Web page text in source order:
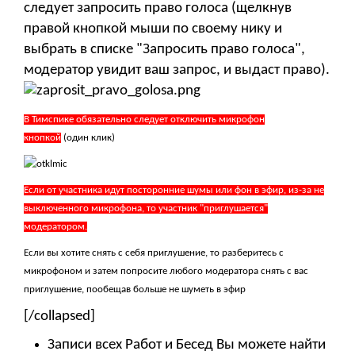
следует запросить право голоса (щелкнув
правой кнопкой мыши по своему нику и
выбрать в списке "Запросить право голоса",
модератор увидит ваш запрос, и выдаст право).
В Тимспике обязательно следует отключить микрофон
кнопкой (один клик)
Если от участника идут посторонние шумы или фон в эфир, из-за не
выключенного микрофона, то участник "приглушается"
модератором.
Если вы хотите снять с себя приглушение, то разберитесь с
микрофоном и затем попросите любого модератора снять с вас
приглушение, пообещав больше не шуметь в эфир
[/collapsed]
Записи всех Работ и Бесед Вы можете найти